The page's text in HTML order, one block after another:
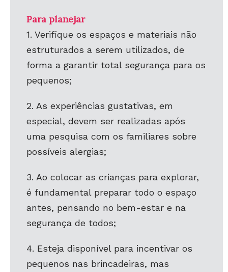
Para planejar
1. Verifique os espaços e materiais não
estruturados a serem utilizados, de
forma a garantir total segurança para os
pequenos;
2. As experiências gustativas, em
especial, devem ser realizadas após
uma pesquisa com os familiares sobre
possíveis alergias;
3. Ao colocar as crianças para explorar,
é fundamental preparar todo o espaço
antes, pensando no bem-estar e na
segurança de todos;
4. Esteja disponível para incentivar os
pequenos nas brincadeiras, mas